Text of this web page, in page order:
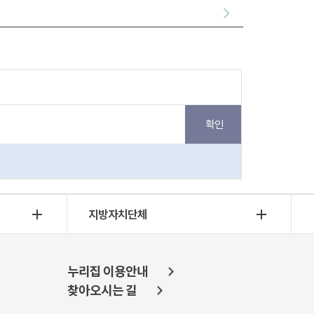
지방자치단체
누리집 이용안내
찾아오시는 길